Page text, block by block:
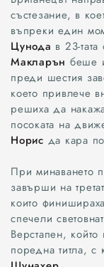
състезание, в
въпреки един
Цунода в 23-
Макларън беше
преди шестия
което привлече
решиха да
посоката на
Норис да кара
При минаването
завърши на
които
спечели
Верстапен,
поредна титла,